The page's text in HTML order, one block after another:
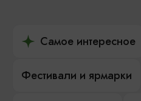
Самое интересное
Фестивали и ярмарки